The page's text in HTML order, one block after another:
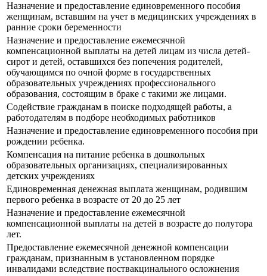
Назначение и предоставление единовременного пособия
женщинам, вставшим на учет в медицинских учреждениях в
ранние сроки беременности
Назначение и предоставление ежемесячной
компенсационной выплаты на детей лицам из числа детей-
сирот и детей, оставшихся без попечения родителей,
обучающимся по очной форме в государственных
образовательных учреждениях профессионального
образования, состоящим в браке с такими же лицами.
Содействие гражданам в поиске подходящей работы, а
работодателям в подборе необходимых работников
Назначение и предоставление единовременного пособия при
рождении ребенка.
Компенсация на питание ребенка в дошкольных
образовательных организациях, специализированных
детских учреждениях
Единовременная денежная выплата женщинам, родившим
первого ребенка в возрасте от 20 до 25 лет
Назначение и предоставление ежемесячной
компенсационной выплаты на детей в возрасте до полутора
лет.
Предоставление ежемесячной денежной компенсации
гражданам, признанным в установленном порядке
инвалидами вследствие поствакцинального осложнения